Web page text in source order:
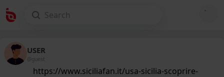
USER
@guest
https://www.siciliafan.it/usa-sicilia-scoprire-